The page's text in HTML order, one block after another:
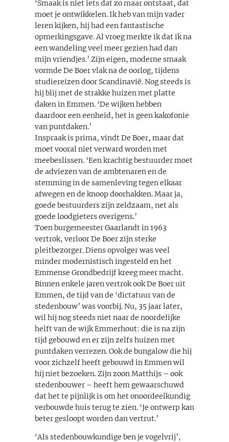
‘Smaak is niet iets dat zo maar ontstaat, dat
moet je ontwikkelen. Ik heb van mijn vader
leren kijken, hij had een fantastische
opmerkingsgave. Al vroeg merkte ik dat ik na
een wandeling veel meer gezien had dan
mijn vriendjes.’ Zijn eigen, moderne smaak
vormde De Boer vlak na de oorlog, tijdens
studiereizen door Scandinavië. Nog steeds is
hij blij met de strakke huizen met platte
daken in Emmen. ‘De wijken hebben
daardoor een eenheid, het is geen kakofonie
van puntdaken.’
Inspraak is prima, vindt De Boer, maar dat
moet vooral niet verward worden met
meebeslissen. ‘Een krachtig bestuurder moet
de adviezen van de ambtenaren en de
stemming in de samenleving tegen elkaar
afwegen en de knoop doorhakken. Maar ja,
goede bestuurders zijn zeldzaam, net als
goede loodgieters overigens.’
Toen burgemeester Gaarlandt in 1963
vertrok, verloor De Boer zijn sterke
pleitbezorger. Diens opvolger was veel
minder modernistisch ingesteld en het
Emmense Grondbedrijf kreeg meer macht.
Binnen enkele jaren vertrok ook De Boer uit
Emmen, de tijd van de ‘dictatuur van de
stedenbouw’ was voorbij. Nu, 35 jaar later,
wil hij nog steeds niet naar de noordelijke
helft van de wijk Emmerhout: die is na zijn
tijd gebouwd en er zijn zelfs huizen met
puntdaken verrezen. Ook de bungalow die hij
voor zichzelf heeft gebouwd in Emmen wil
hij niet bezoeken. Zijn zoon Matthijs – ook
stedenbouwer – heeft hem gewaarschuwd
dat het te pijnlijk is om het onoordeelkundig
verbouwde huis terug te zien. ‘Je ontwerp kan
beter gesloopt worden dan vertrut.’
‘Als stedenbouwkundige ben je vogelvrij’,